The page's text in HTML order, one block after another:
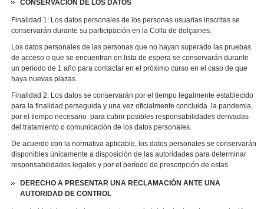
CONSERVACIÓN DE LOS DATOS
Finalidad 1: Los datos personales de los personas usuarias inscritas se
conservarán durante su participación en la Colla de dolçaines.
Los datos personales de las personas que no hayan superado las pruebas
de acceso o que se encuentran en lista de espera se conservarán durante
un período de 1 año para contactar en el próximo curso en el caso de que
haya nuevas plazas.
Finalidad 2: Los datos se conservarán por el tiempo legalmente establecido
para la finalidad perseguida y una vez oficialmente concluida la pandemia,
por el tiempo necesario para cubrir posibles responsabilidades derivadas
del tratamiento o comunicación de los datos personales.
De acuerdo con la normativa aplicable, los datos personales se conservarán
disponibles únicamente a disposición de las autoridades para determinar
responsabilidades legales y por el período de prescripción de estas.
DERECHO A PRESENTAR UNA RECLAMACIÓN ANTE UNA
AUTORIDAD DE CONTROL